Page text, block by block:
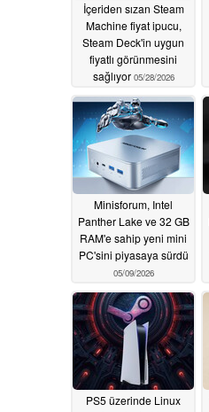
İçeriden sızan Steam
Machine fiyat ipucu,
Steam Deck'in uygun
fiyatlı görünmesini
sağlıyor 05/28/2026
Minisforum, Intel
Panther Lake ve 32 GB
RAM'e sahip yeni mini
PC'sini piyasaya sürdü
05/09/2026
PS5 üzerinde Linux